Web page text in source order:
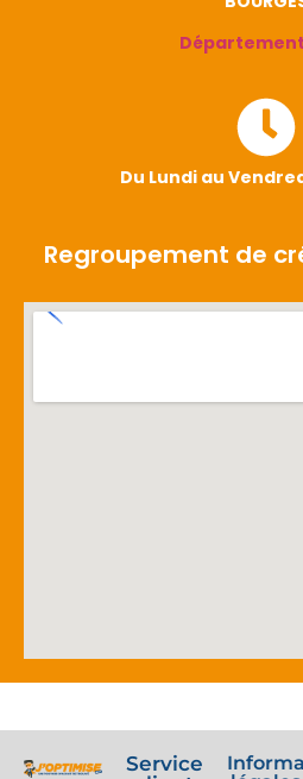
Du Lundi au
Regroupement de
Service